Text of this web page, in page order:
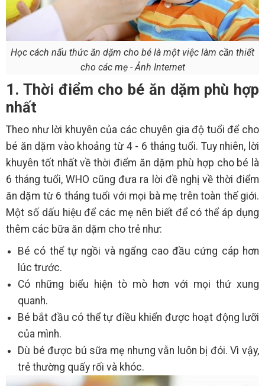
Học cách nấu thức ăn dặm cho bé là một việc làm cần thiết
cho các mẹ - Ảnh Internet
1. Thời điểm cho bé ăn dặm phù hợp
nhất
Theo như lời khuyên của các chuyên gia độ tuổi để cho
bé ăn dặm vào khoảng từ 4 - 6 tháng tuổi. Tuy nhiên, lời
khuyên tốt nhất về thời điểm ăn dặm phù hợp cho bé là
6 tháng tuổi, WHO cũng đưa ra lời đề nghị về thời điểm
ăn dặm từ 6 tháng tuổi với mọi bà mẹ trên toàn thế giới.
Một số dấu hiệu để các mẹ nên biết để có thể áp dụng
thêm các bữa ăn dặm cho trẻ như:
Bé có thể tự ngồi và ngẩng cao đầu cứng cáp hơn
lúc trước.
Có những biểu hiện tò mò hơn với mọi thứ xung
quanh.
Bé bắt đầu có thể tự điều khiển được hoạt động lưỡi
của mình.
Dù bé được bú sữa mẹ nhưng vẫn luôn bị đói. Vì vậy,
trẻ thường quấy rối và khóc.